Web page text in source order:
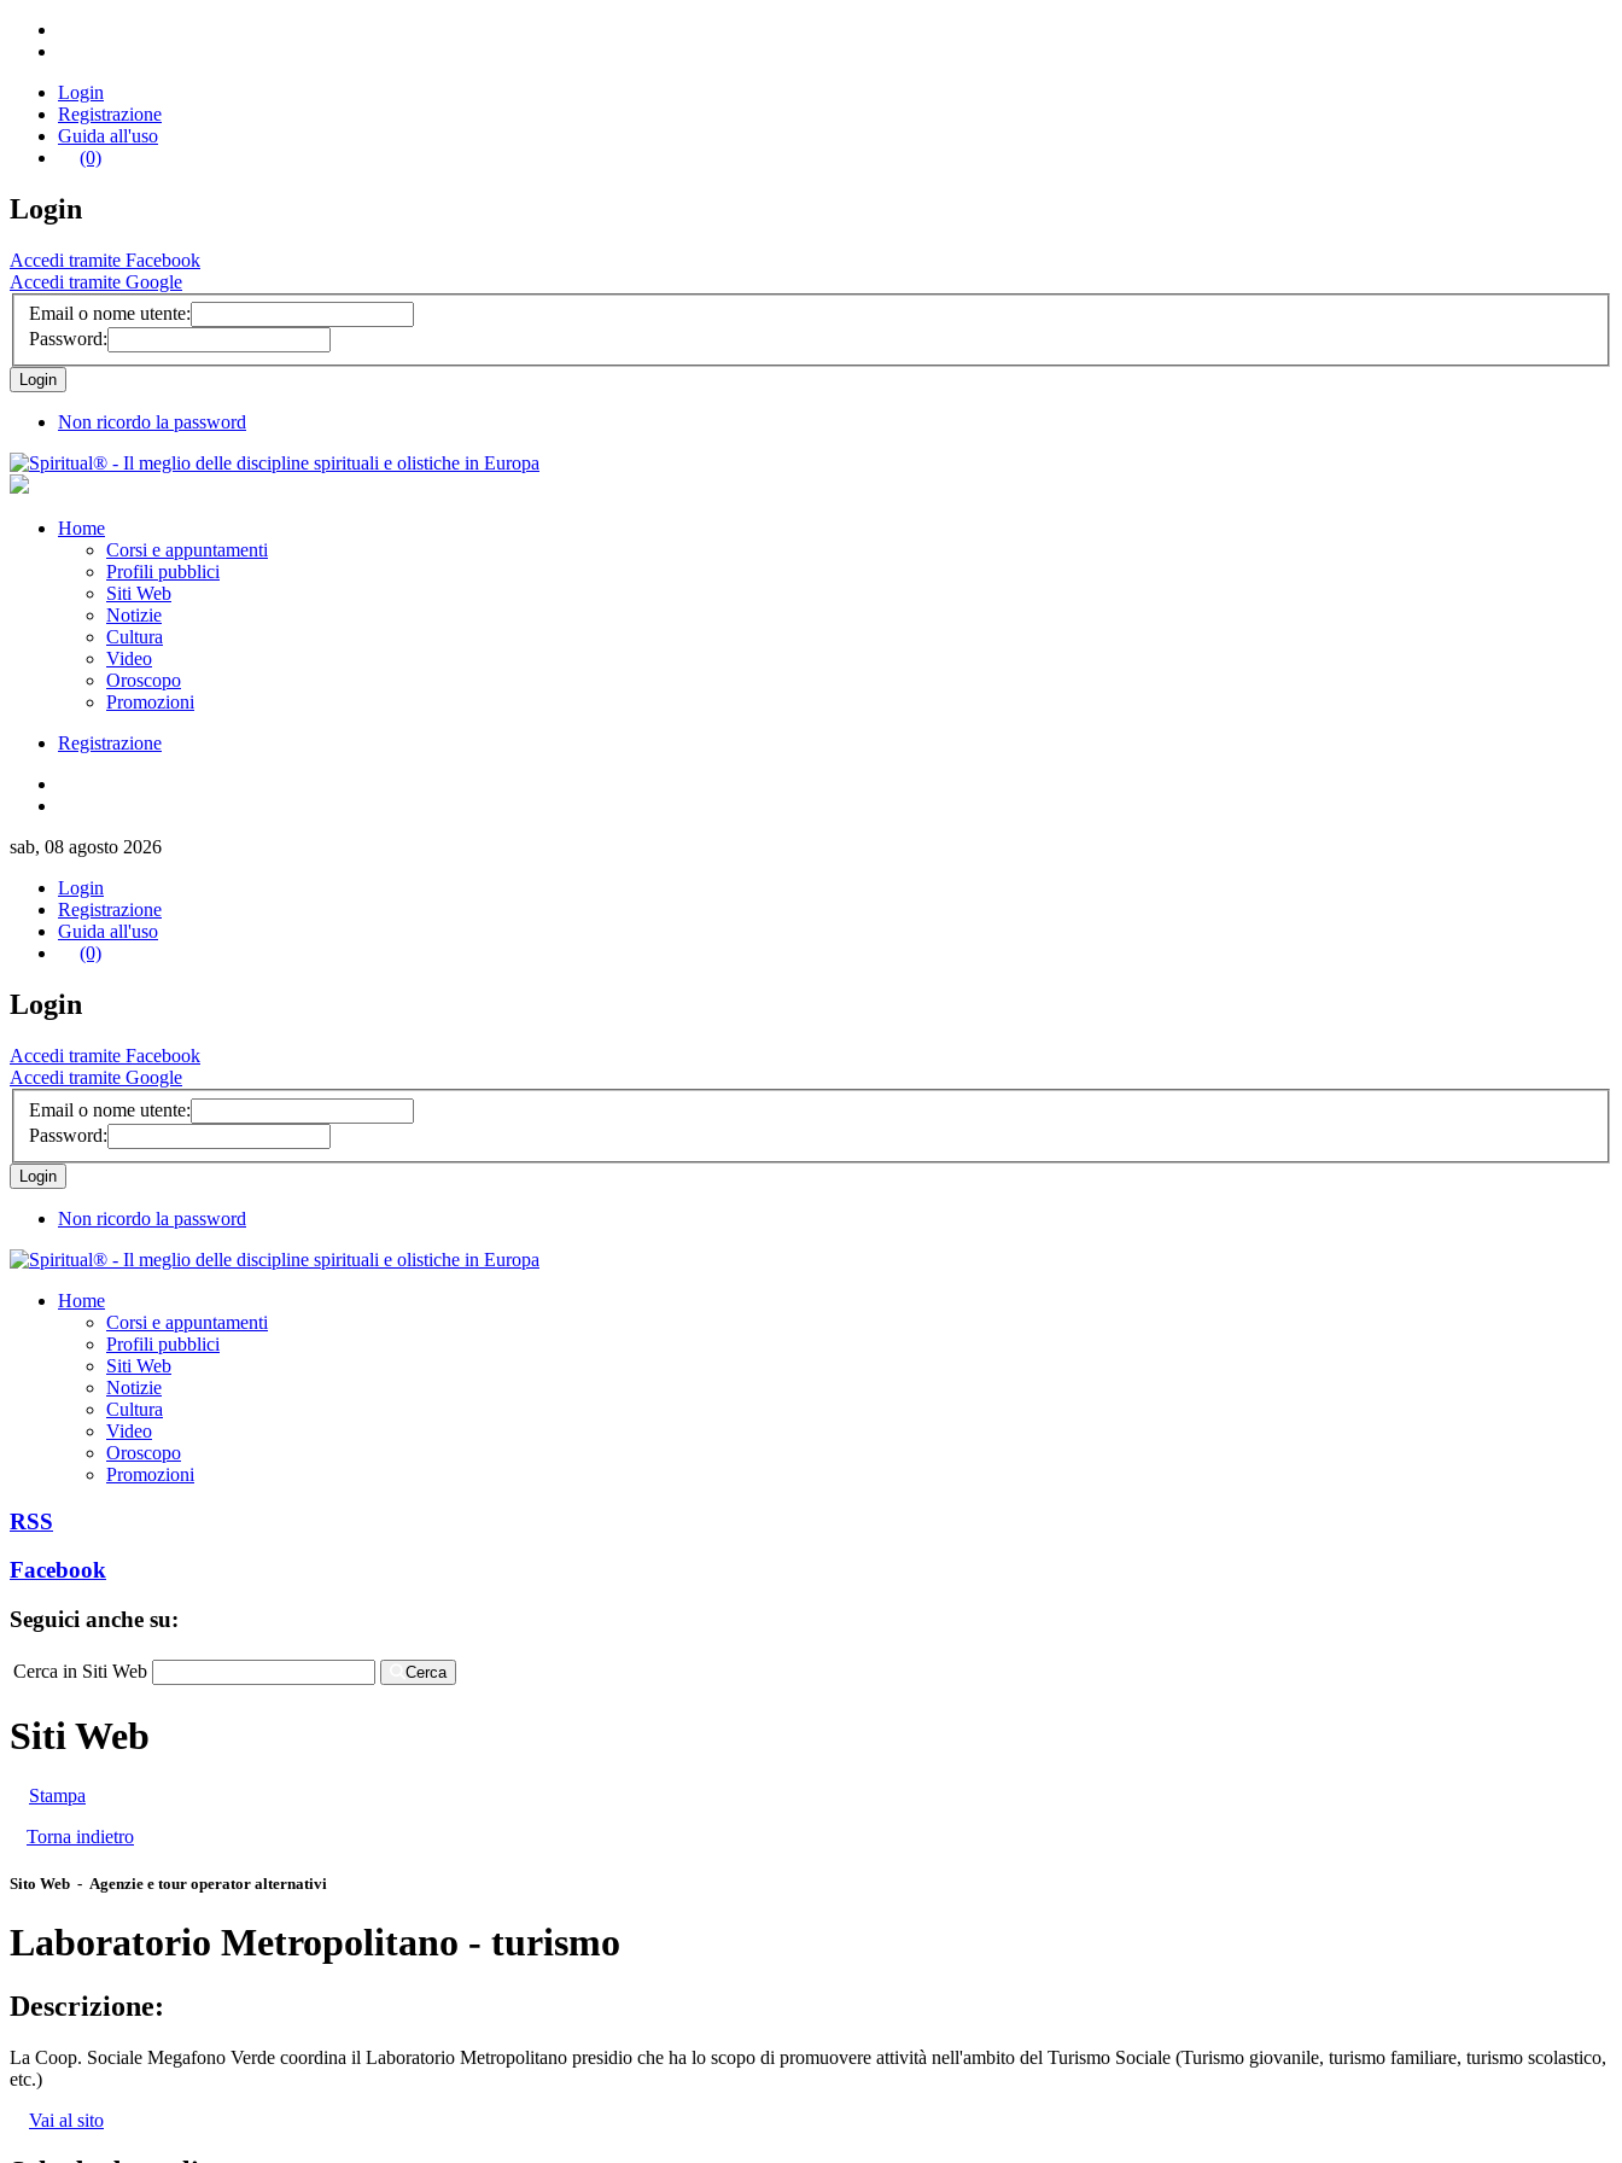
Login
Registrazione
Guida all'uso
(0)
Login
Accedi tramite Facebook
Accedi tramite Google
Email o nome utente:
Password:
Non ricordo la password
Home
Corsi e appuntamenti
Profili pubblici
Siti Web
Notizie
Cultura
Video
Oroscopo
Promozioni
Registrazione
sab, 08 agosto 2026
Login
Registrazione
Guida all'uso
(0)
Login
Accedi tramite Facebook
Accedi tramite Google
Email o nome utente:
Password:
Non ricordo la password
Home
Corsi e appuntamenti
Profili pubblici
Siti Web
Notizie
Cultura
Video
Oroscopo
Promozioni
RSS
Facebook
Seguici anche su:
Cerca in Siti Web Cerca
Siti Web
Stampa
Torna indietro
Sito Web - Agenzie e tour operator alternativi
Laboratorio Metropolitano - turismo
Descrizione:
La Coop. Sociale Megafono Verde coordina il Laboratorio Metropolitano presidio che ha lo scopo di promuovere attività nell'ambito del Turismo Sociale (Turismo giovanile, turismo familiare, turismo scolastico,
etc.)
Vai al sito